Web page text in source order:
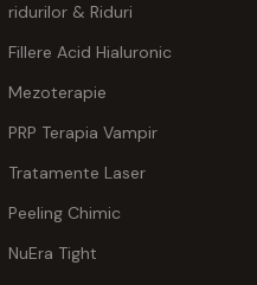
ridurilor & Riduri
Fillere Acid Hialuronic
Mezoterapie
PRP Terapia Vampir
Tratamente Laser
Peeling Chimic
NuEra Tight